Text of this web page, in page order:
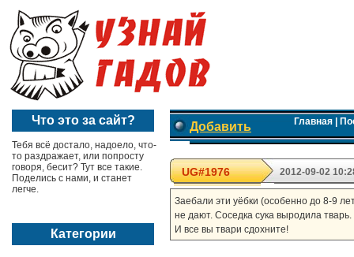
Что это за сайт?
Тебя всё достало, надоело, что-
то раздражает, или попросту
говоря, бесит? Тут все такие.
Поделись с нами, и станет
легче.
Категории
Добавить Главная|
UG#1976 2012-09-02
Заебали эти уёбки (особенно до 8-9
не дают. Соседка сука выродила
И все вы твари сдохните!